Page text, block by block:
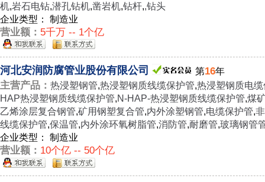
机,岩石电钻,潜孔钻机,凿岩机,钻杆,,钻头
企业类型： 制造业
营业额： 5千万 -- 1个亿
河北安润防腐管业股份有限公司 第16年
主营产品： 热浸塑钢管,热浸塑钢质线缆保护管,热浸塑钢质电
HAP热浸塑钢质线缆保护管,N-HAP-热浸塑钢质线缆保护管,煤
乙烯涂层复合钢管,矿用钢塑复合管,内外涂塑钢管,电缆保护管,
线缆保护管,保温管,内外涂环氧树脂管,消防管,耐磨管,玻璃钢管
企业类型： 制造业
营业额： 10个亿 -- 50个亿